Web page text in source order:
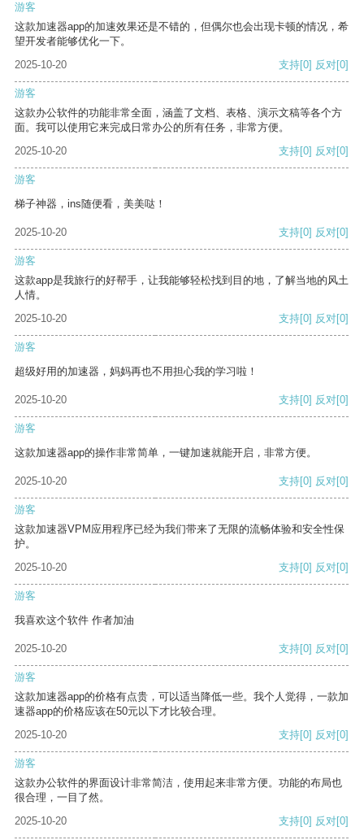
游客
这款加速器app的加速效果还是不错的，但偶尔也会出现卡顿的情况，希
望开发者能够优化一下。
2025-10-20
支持[0] 反对[0]
游客
这款办公软件的功能非常全面，涵盖了文档、表格、演示文稿等各个方
面。我可以使用它来完成日常办公的所有任务，非常方便。
2025-10-20
支持[0] 反对[0]
游客
梯子神器，ins随便看，美美哒！
2025-10-20 支持[0] 反对[0]
游客
这款app是我旅行的好帮手，让我能够轻松找到目的地，了解当地的风土
人情。
2025-10-20
支持[0] 反对[0]
游客
超级好用的加速器，妈妈再也不用担心我的学习啦！
2025-10-20 支持[0] 反对[0]
游客
这款加速器app的操作非常简单，一键加速就能开启，非常方便。
2025-10-20 支持[0] 反对[0]
游客
这款加速器VPM应用程序已经为我们带来了无限的流畅体验和安全性保
护。
2025-10-20
支持[0] 反对[0]
游客
我喜欢这个软件 作者加油
2025-10-20 支持[0] 反对[0]
游客
这款加速器app的价格有点贵，可以适当降低一些。我个人觉得，一款加
速器app的价格应该在50元以下才比较合理。
2025-10-20
支持[0] 反对[0]
游客
这款办公软件的界面设计非常简洁，使用起来非常方便。功能的布局也
很合理，一目了然。
2025-10-20
支持[0] 反对[0]